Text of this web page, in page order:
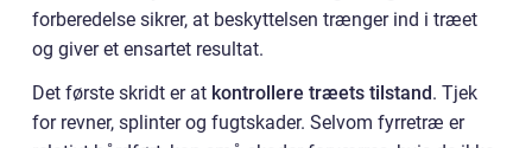
forberedelse sikrer, at beskyttelsen trænger ind i træet
og giver et ensartet resultat.
Det første skridt er at kontrollere træets tilstand. Tjek
for revner, splinter og fugtskader. Selvom fyrretræ er